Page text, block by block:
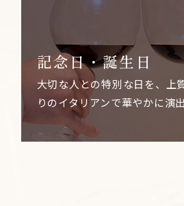
記念日・誕生日
大切な人との特別な日を、上
りのイタリアンで華やかに演